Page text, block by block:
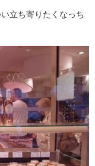
立ち寄りたくなっち